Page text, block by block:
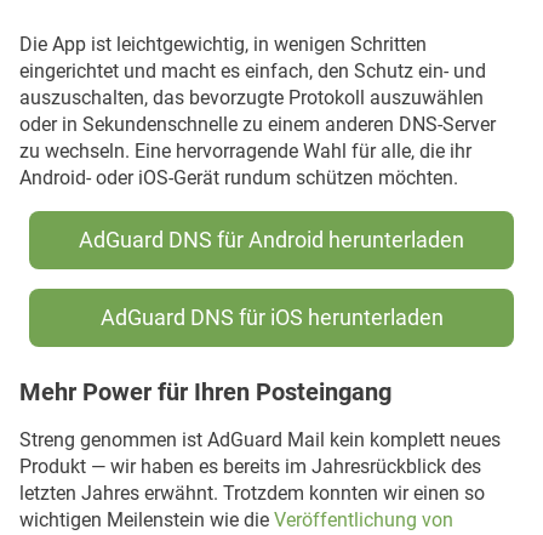
Die App ist leichtgewichtig, in wenigen Schritten
eingerichtet und macht es einfach, den Schutz ein- und
auszuschalten, das bevorzugte Protokoll auszuwählen
oder in Sekundenschnelle zu einem anderen DNS-Server
zu wechseln. Eine hervorragende Wahl für alle, die ihr
Android- oder iOS-Gerät rundum schützen möchten.
AdGuard DNS für Android herunterladen
AdGuard DNS für iOS herunterladen
Mehr Power für Ihren Posteingang
Streng genommen ist AdGuard Mail kein komplett neues
Produkt — wir haben es bereits im Jahresrückblick des
letzten Jahres erwähnt. Trotzdem konnten wir einen so
wichtigen Meilenstein wie die Veröffentlichung von